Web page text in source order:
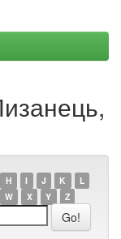
H I J K
L
W X Y Z